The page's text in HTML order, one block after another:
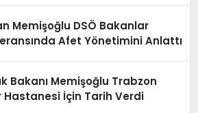
Memişoğlu DSÖ Bakanlar
Afet Yönetimini Anlattı
Bakanı Memişoğlu Trabzon
Hastanesi İçin Tarih Verdi